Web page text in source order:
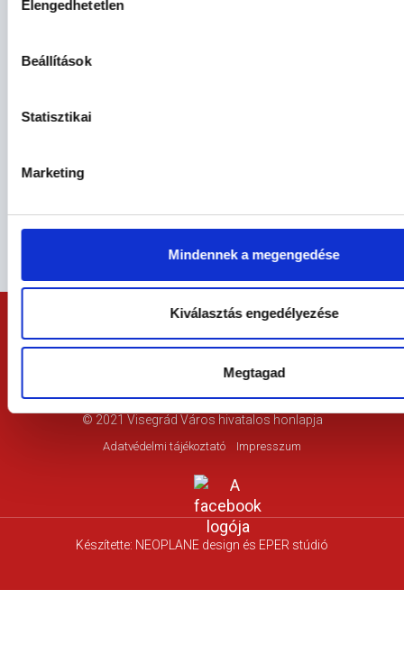
kiválasztása
Elengedhetetlen
Beállítások
Statisztikai
Marketing
Mindennek a megengedése
Kiválasztás engedélyezése
Megtagad
© 2021 Visegrád Város hivatalos honlapja
Adatvédelmi tájékoztató Impresszum
Készítette: NEOPLANE design és EPER stúdió